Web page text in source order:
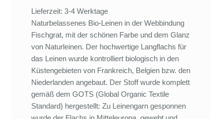
Lieferzeit: 3-4 Werktage
Naturbelassenes Bio-Leinen in der Webbindung
Fischgrat, mit der schönen Farbe und dem Glanz
von Naturleinen. Der hochwertige Langflachs für
das Leinen wurde kontrolliert biologisch in den
Küstengebieten von Frankreich, Belgien bzw. den
Niederlanden angebaut. Der Stoff wurde komplett
gemäß dem GOTS (Global Organic Textile
Standard) hergestellt: Zu Leinengarn gesponnen